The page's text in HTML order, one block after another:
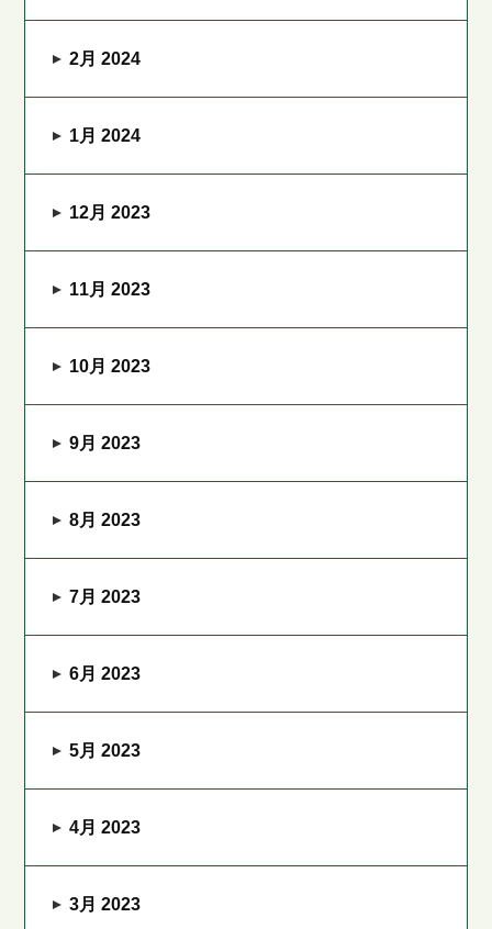
2月 2024
1月 2024
12月 2023
11月 2023
10月 2023
9月 2023
8月 2023
7月 2023
6月 2023
5月 2023
4月 2023
3月 2023